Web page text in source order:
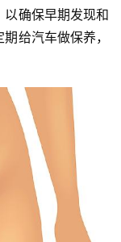
确保早期发现和
给汽车做保养，